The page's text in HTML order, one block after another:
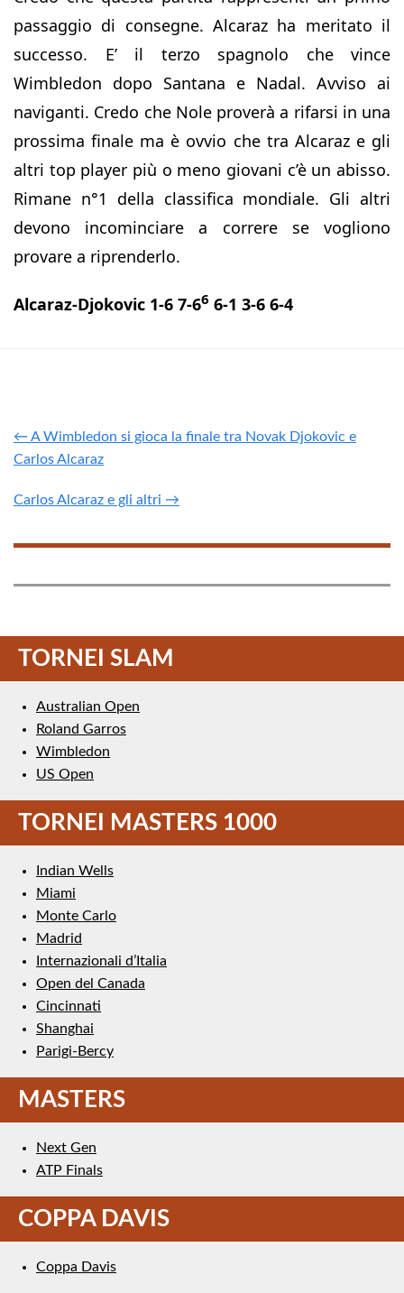
passaggio di consegne. Alcaraz ha meritato il
successo. E’ il terzo spagnolo che vince
Wimbledon dopo Santana e Nadal. Avviso ai
naviganti. Credo che Nole proverà a rifarsi in una
prossima finale ma è ovvio che tra Alcaraz e gli
altri top player più o meno giovani c’è un abisso.
Rimane n°1 della classifica mondiale. Gli altri
devono incominciare a correre se vogliono
provare a riprenderlo.
Alcaraz-Djokovic 1-6 7-66 6-1 3-6 6-4
← A Wimbledon si gioca la finale tra Novak Djokovic e
Carlos Alcaraz
Carlos Alcaraz e gli altri →
TORNEI SLAM
Australian Open
Roland Garros
Wimbledon
US Open
TORNEI MASTERS 1000
Indian Wells
Miami
Monte Carlo
Madrid
Internazionali d’Italia
Open del Canada
Cincinnati
Shanghai
Parigi-Bercy
MASTERS
Next Gen
ATP Finals
COPPA DAVIS
Coppa Davis